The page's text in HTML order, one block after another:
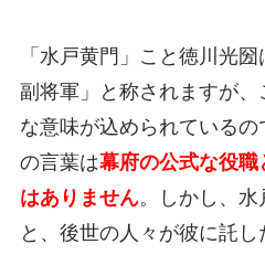
「水戸黄門」こと徳川光
副将軍」と称されますが、
な意味が込められているの
の言葉は幕府の公式な役
はありません。しかし、水
と、後世の人々が彼に託